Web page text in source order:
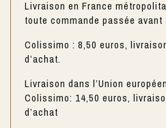
Livraison en France
toute commande passée avant
Colissimo : 8,50 euros,
d’achat.
Livraison dans l’Union
Colissimo: 14,50 euros,
d’achat